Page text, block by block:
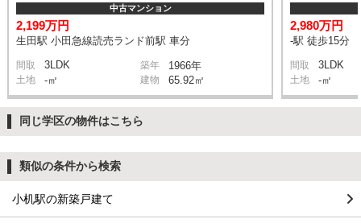
中古マンション
2,199万円
生田駅 小田急線読売ランド前駅 車分
間取 3LDK 築年 1966年
土地 -㎡ 建物 65.92㎡
2,980万円
-駅 徒歩15分
間取 3LDK
土地 -㎡
同じ学区の物件はこちら
類似の条件から検索
小机駅の新築戸建て